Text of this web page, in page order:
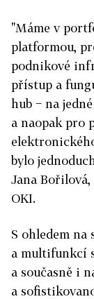
"Máme v
platformou,
podnikové
přístup a
hub − na
a naopak pro
bylo
Jana
OKI.
S ohledem
a multifunkcí
a současně i
a